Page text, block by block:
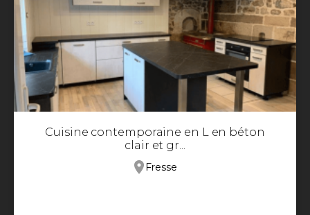
Cuisine contemporaine en L en béton
clair et gr...
Fresse